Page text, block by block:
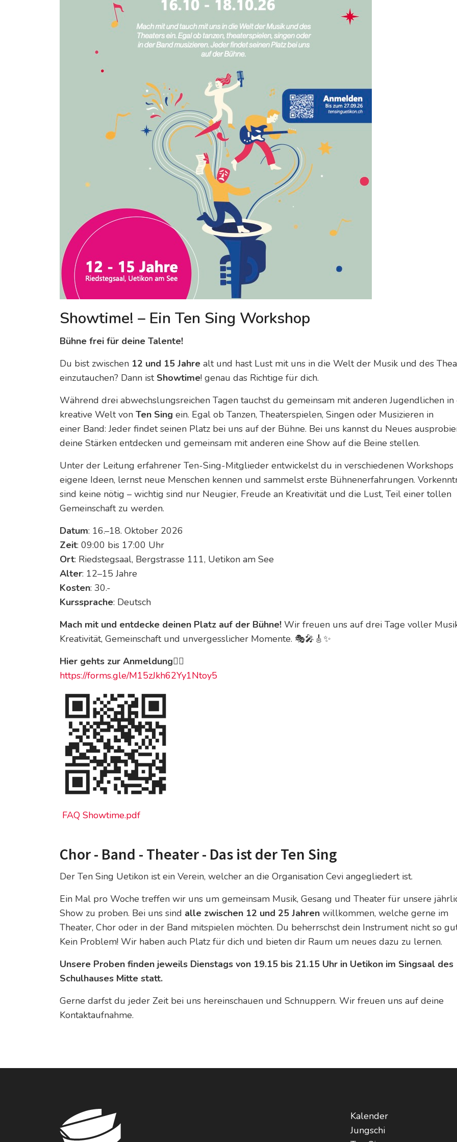
Showtime! – Ein Ten Sing Workshop
Bühne frei für deine Talente!
Du bist zwischen 12 und 15 Jahre alt und hast Lust mit uns in die Welt der Musik und des
einzutauchen? Dann ist Showtime! genau das Richtige für dich.
Während drei abwechslungsreichen Tagen tauchst du gemeinsam mit anderen Jugendlichen in
kreative Welt von Ten Sing ein. Egal ob Tanzen, Theaterspielen, Singen oder Musizieren in
einer Band: Jeder findet seinen Platz bei uns auf der Bühne. Bei uns kannst du Neues
deine Stärken entdecken und gemeinsam mit anderen eine Show auf die Beine stellen.
Unter der Leitung erfahrener Ten-Sing-Mitglieder entwickelst du in verschiedenen Workshops
eigene Ideen, lernst neue Menschen kennen und sammelst erste Bühnenerfahrungen.
sind keine nötig – wichtig sind nur Neugier, Freude an Kreativität und die Lust, Teil einer tollen
Gemeinschaft zu werden.
Datum: 16.–18. Oktober 2026
Zeit: 09:00 bis 17:00 Uhr
Ort: Riedstegsaal, Bergstrasse 111, Uetikon am See
Alter: 12–15 Jahre
Kosten: 30.-
Kurssprache: Deutsch
Mach mit und entdecke deinen Platz auf der Bühne! Wir freuen uns auf drei Tage voller
Kreativität, Gemeinschaft und unvergesslicher Momente. 🎭🎤🎸✨
Hier gehts zur Anmeldung👉🏻
https://forms.gle/M15zJkh62Yy1Ntoy5
FAQ Showtime.pdf
Chor - Band - Theater - Das ist der Ten Sing
Der Ten Sing Uetikon ist ein Verein, welcher an die Organisation Cevi angegliedert ist.
Ein Mal pro Woche treffen wir uns um gemeinsam Musik, Gesang und Theater für unsere
Show zu proben. Bei uns sind alle zwischen 12 und 25 Jahren willkommen, welche gerne im
Theater, Chor oder in der Band mitspielen möchten. Du beherrschst dein Instrument nicht so
Kein Problem! Wir haben auch Platz für dich und bieten dir Raum um neues dazu zu lernen.
Unsere Proben finden jeweils Dienstags von 19.15 bis 21.15 Uhr in Uetikon im Singsaal des
Schulhauses Mitte statt.
Gerne darfst du jeder Zeit bei uns hereinschauen und Schnuppern. Wir freuen uns auf deine
Kontaktaufnahme.
Kalender
Jungschi